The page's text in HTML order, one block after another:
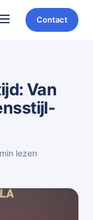
Contact
Van
lezen